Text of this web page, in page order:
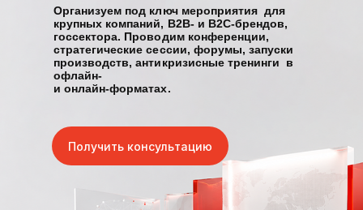
Организуем под ключ мероприятия для
крупных компаний, B2B- и B2C-брендов,
госсектора. Проводим конференции,
стратегические сессии, форумы, запуски
производств, антикризисные тренинги в
офлайн-
и онлайн-форматах.
Получить консультацию